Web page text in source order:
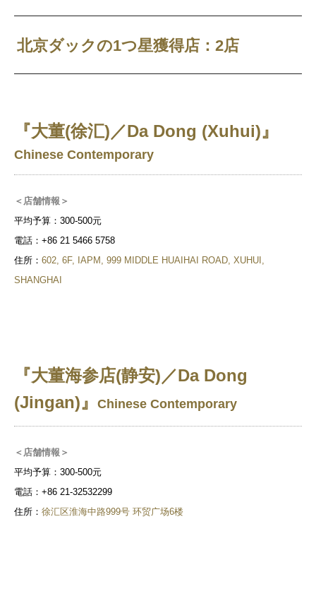
北京ダックの1つ星獲得店：2店
『大董(徐汇)／Da Dong (Xuhui)』
Chinese Contemporary
＜店舗情報＞
平均予算：300-500元
電話：+86 21 5466 5758
住所： 602, 6F, IAPM, 999 MIDDLE HUAIHAI ROAD, XUHUI,
SHANGHAI
『大董海参店(静安)／Da Dong
(Jingan)』
Chinese Contemporary
＜店舗情報＞
平均予算：300-500元
電話：+86 21-32532299
住所： 徐汇区淮海中路999号 环贸广场6楼